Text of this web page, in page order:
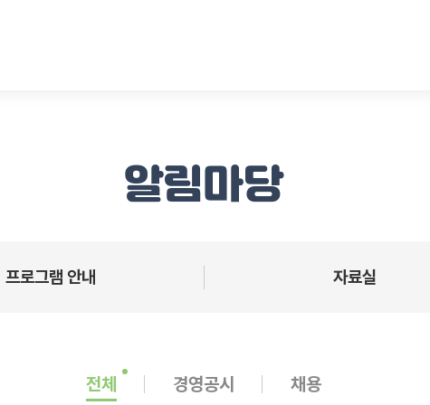
알림마당
프로그램 안내 자료실
전체 경영공시 채용